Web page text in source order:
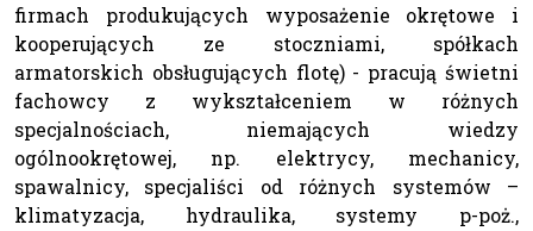
firmach produkujących wyposażenie okrętowe i
kooperujących ze stoczniami, spółkach
armatorskich obsługujących flotę) - pracują świetni
fachowcy z wykształceniem w różnych
specjalnościach, niemających wiedzy
ogólnookrętowej, np. elektrycy, mechanicy,
spawalnicy, specjaliści od różnych systemów –
klimatyzacja, hydraulika, systemy p-poż.,